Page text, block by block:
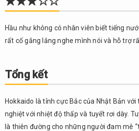
Hầu như không có nhân viên biết tiếng
rất cố gắng lắng nghe mình nói và hỗ trợ
Tổng kết
Hokkaido là tỉnh cực Bắc của Nhật Bản
nghiệt với nhiệt độ thấp và tuyết rơi dày.
là thiên đường cho những người đam mê